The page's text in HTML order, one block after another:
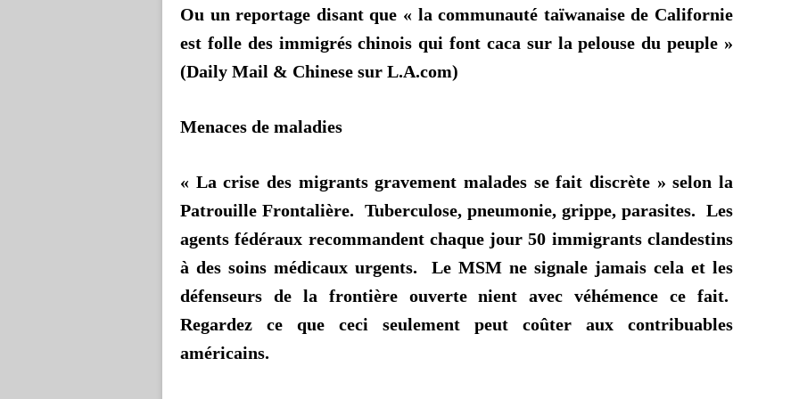
Ou un reportage disant que « la communauté taïwanaise de Californie
est folle des immigrés chinois qui font caca sur la pelouse du peuple »
(Daily Mail & Chinese sur L.A.com)
Menaces de maladies
« La crise des migrants gravement malades se fait discrète » selon la
Patrouille Frontalière. Tuberculose, pneumonie, grippe, parasites. Les
agents fédéraux recommandent chaque jour 50 immigrants clandestins
à des soins médicaux urgents. Le MSM ne signale jamais cela et les
défenseurs de la frontière ouverte nient avec véhémence ce fait.
Regardez ce que ceci seulement peut coûter aux contribuables
américains.